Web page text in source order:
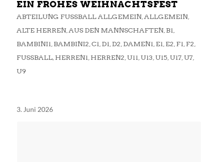
EIN FROHES WEIHNACHTSFEST
ABTEILUNG FUSSBALL ALLGEMEIN , ALLGEMEIN,
ALTE HERREN, AUS DEN MANNSCHAFTEN, B1
BAMBINI1 BAMBINI2 C1 D1 D2 DAMEN1 E1 E2 F1 F2
FUSSBALL , HERREN1 HERREN2 U11 U13 U15, U17, U7,
U9
3. Juni 2026